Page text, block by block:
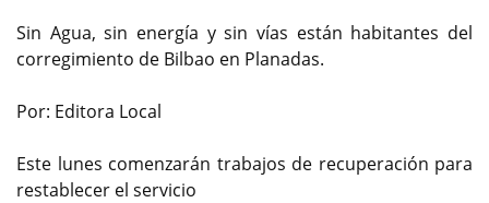
Sin Agua, sin energía y sin vías están habitantes del
corregimiento de Bilbao en Planadas.
Por: Editora Local
Este lunes comenzarán trabajos de recuperación para
restablecer el servicio